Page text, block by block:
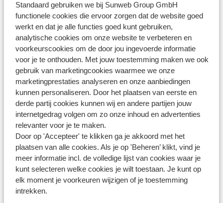
Standaard gebruiken we bij Sunweb Group GmbH
functionele cookies die ervoor zorgen dat de website goed
werkt en dat je alle functies goed kunt gebruiken,
analytische cookies om onze website te verbeteren en
voorkeurscookies om de door jou ingevoerde informatie
voor je te onthouden. Met jouw toestemming maken we ook
gebruik van marketingcookies waarmee we onze
marketingprestaties analyseren en onze aanbiedingen
kunnen personaliseren. Door het plaatsen van eerste en
derde partij cookies kunnen wij en andere partijen jouw
internetgedrag volgen om zo onze inhoud en advertenties
relevanter voor je te maken.
Door op 'Accepteer' te klikken ga je akkoord met het
plaatsen van alle cookies. Als je op 'Beheren’ klikt, vind je
meer informatie incl. de volledige lijst van cookies waar je
kunt selecteren welke cookies je wilt toestaan. Je kunt op
elk moment je voorkeuren wijzigen of je toestemming
intrekken.
Verzorging
Heb jij jouw antwoord niet
gevonden?
Whatsapp ons!
WhatsApp ons op het nummer+3232590910. Je kunt
ons op hetzelfde nummer ook bellen, houd dan
rekening met langere wachttijden.